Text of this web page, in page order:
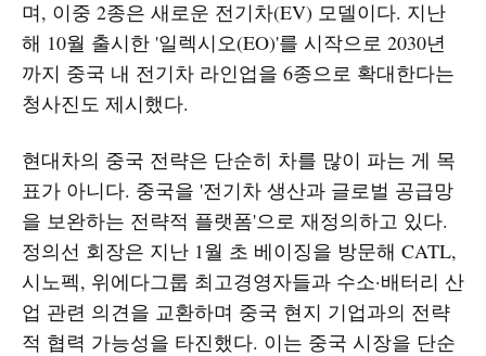
며, 이중 2종은 새로운 전기차(EV) 모델이다. 지난
해 10월 출시한 '일렉시오(EO)'를 시작으로 2030년
까지 중국 내 전기차 라인업을 6종으로 확대한다는
청사진도 제시했다.
현대차의 중국 전략은 단순히 차를 많이 파는 게 목
표가 아니다. 중국을 '전기차 생산과 글로벌 공급망
을 보완하는 전략적 플랫폼'으로 재정의하고 있다.
정의선 회장은 지난 1월 초 베이징을 방문해 CATL,
시노펙, 위에다그룹 최고경영자들과 수소·배터리 산
업 관련 의견을 교환하며 중국 현지 기업과의 전략
적 협력 가능성을 타진했다. 이는 중국 시장을 단순